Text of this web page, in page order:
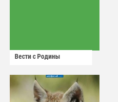
Вести с Родины